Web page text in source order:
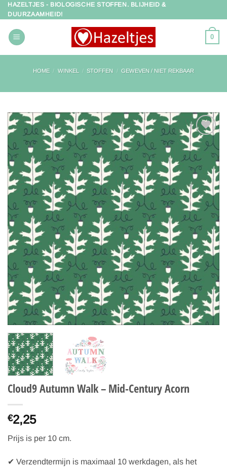
Ga
naar
inhoud
HAZELTJES - BIOLOGISCHE STOFFEN. BLIJHEID &
DUURZAAMHEID!
0
HOME / WINKEL / STOFFEN / GEWEVEN / NIET REKBAAR
Toevoegen
aan
verlanglijst
Cloud9 Autumn Walk – Mid-Century Acorn
€2,25
Prijs is per 10 cm.
✔ Verzendtermijn is maximaal 10 werkdagen, als het